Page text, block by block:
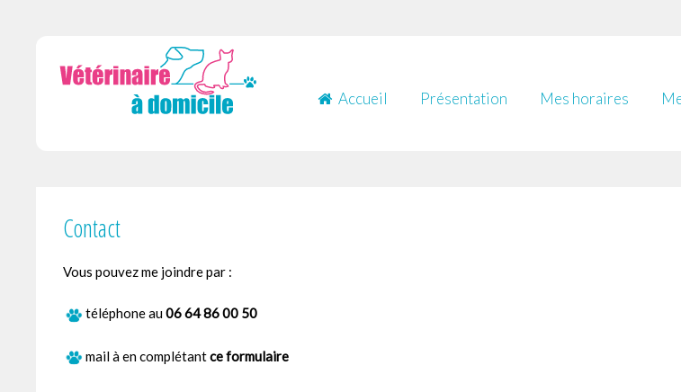
Accueil Présentation Mes horaires
Contact
Vous pouvez me joindre par :
téléphone au06 64 86 00 50
mail àen complétantce formulaire